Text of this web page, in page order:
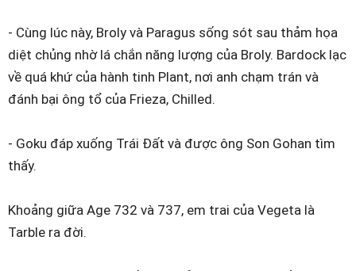
- Cùng lúc này, Broly và Paragus sống sót sau thảm họa
diệt chủng nhờ lá chắn năng lượng của Broly. Bardock lạc
về quá khứ của hành tinh Plant, nơi anh chạm trán và
đánh bại ông tổ của Frieza, Chilled.
- Goku đáp xuống Trái Đất và được ông Son Gohan tìm
thấy.
Khoảng giữa Age 732 và 737, em trai của Vegeta là
Tarble ra đời.